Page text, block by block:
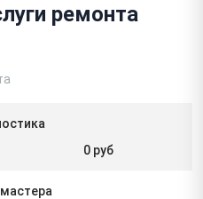
ремонта
0 руб